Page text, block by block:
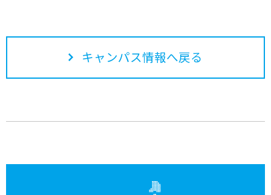
キャンパス情報へ戻る